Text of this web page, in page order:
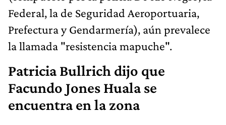
Federal, la de Seguridad Aeroportuaria,
Prefectura y Gendarmería), aún prevalece
la llamada "resistencia mapuche".
Patricia Bullrich dijo que
Facundo Jones Huala se
encuentra en la zona